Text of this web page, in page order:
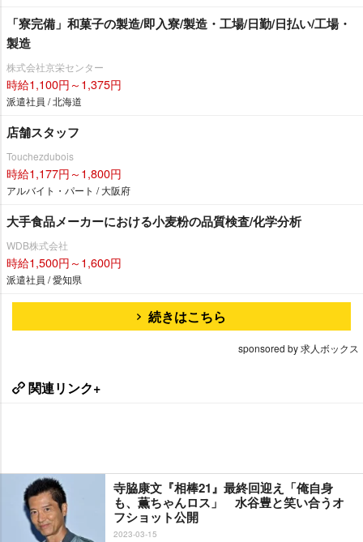
「寮完備」和菓子の製造/即入寮/製造・工場/日勤/日払い/工場・
製造
株式会社京栄センター
時給1,100円～1,375円
派遣社員 / 北海道
店舗スタッフ
Touchezdubois
時給1,177円～1,800円
アルバイト・パート / 大阪府
大手食品メーカーにおける小麦粉の品質検査/化学分析
WDB株式会社
時給1,500円～1,600円
派遣社員 / 愛知県
続きはこちら
sponsored by 求人ボックス
関連リンク+
寺脇康文『相棒21』最終回迎え「俺自身
も、薫ちゃんロス」 水谷豊と笑い合うオ
フショット公開
2023-03-15